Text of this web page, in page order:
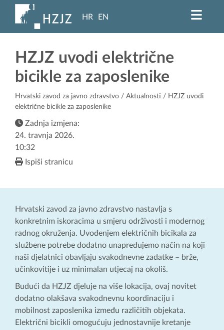
HR EN
HZJZ uvodi električne
bicikle za zaposlenike
Hrvatski zavod za javno zdravstvo / Aktualnosti / HZJZ uvodi
električne bicikle za zaposlenike
Zadnja izmjena:
24. travnja 2026.
10:32
Ispiši stranicu
Hrvatski zavod za javno zdravstvo nastavlja s
konkretnim iskoracima u smjeru održivosti i modernog
radnog okruženja. Uvođenjem električnih bicikala za
službene potrebe dodatno unapređujemo način na koji
naši djelatnici obavljaju svakodnevne zadatke – brže,
učinkovitije i uz minimalan utjecaj na okoliš.
Budući da HZJZ djeluje na više lokacija, ovaj novitet
dodatno olakšava svakodnevnu koordinaciju i
mobilnost zaposlenika između različitih objekata.
Električni bicikli omogućuju jednostavnije kretanje